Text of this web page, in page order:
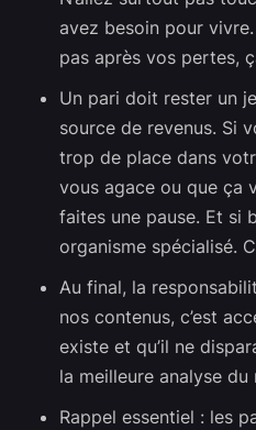
avez besoin pour
pas après vos pertes,
Un pari doit rester un
source de revenus. Si
trop de place dans
vous agace ou que ça
faites une pause. Et si
organisme spécialisé.
Au final, la
nos contenus, c’est
existe et qu’il ne
la meilleure analyse du
Rappel essentiel : les